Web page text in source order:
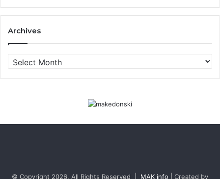
Archives
Archives
© Copyright 2026, All Rights Reserved | MAK info | Created by